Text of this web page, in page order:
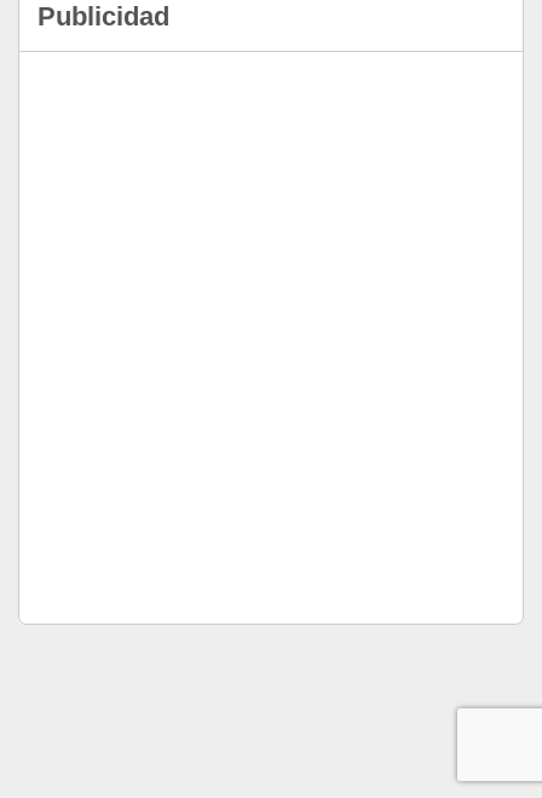
Publicidad